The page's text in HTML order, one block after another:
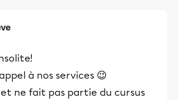
à nos services 😉
ne fait pas partie du cursus